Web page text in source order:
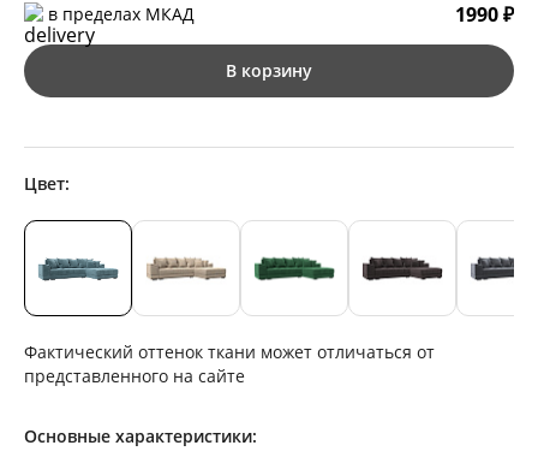
в пределах МКАД 1990 ₽
В корзину
Цвет:
Фактический оттенок ткани может отличаться от
представленного на сайте
Основные характеристики: